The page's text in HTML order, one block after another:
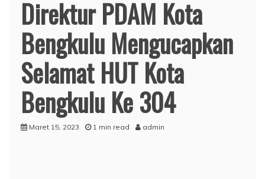
Direktur PDAM Kota
Bengkulu Mengucapkan
Selamat HUT Kota
Bengkulu Ke 304
Maret 15, 2023 1 min read admin